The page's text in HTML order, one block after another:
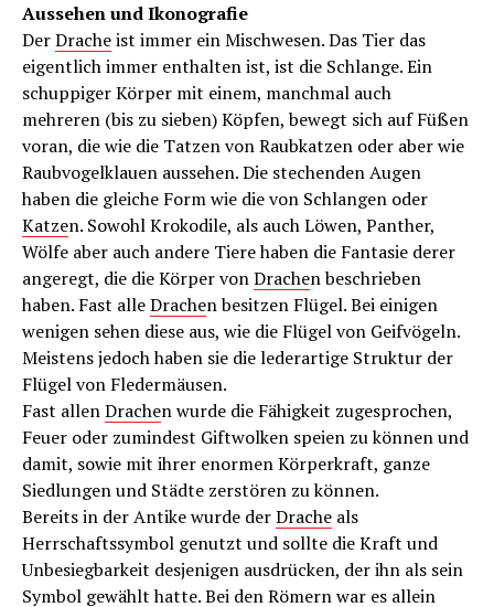
Aussehen und Ikonografie
DerDracheist immer ein Mischwesen. Das Tier das
eigentlich immer enthalten ist, ist die Schlange. Ein
schuppiger Körper mit einem, manchmal auch
mehreren (bis zu sieben) Köpfen, bewegt sich auf Füßen
voran, die wie die Tatzen von Raubkatzen oder aber wie
Raubvogelklauen aussehen. Die stechenden Augen
haben die gleiche Form wie die von Schlangen oder
Katzen. Sowohl Krokodile, als auch Löwen, Panther,
Wölfe aber auch andere Tiere haben die Fantasie derer
angeregt, die die Körper vonDrachen beschrieben
haben. Fast alleDrachen besitzen Flügel. Bei einigen
wenigen sehen diese aus, wie die Flügel von Geifvögeln.
Meistens jedoch haben sie die lederartige Struktur der
Flügel von Fledermäusen.
Fast allenDrachen wurde die Fähigkeit zugesprochen,
Feuer oder zumindest Giftwolken speien zu können und
damit, sowie mit ihrer enormen Körperkraft, ganze
Siedlungen und Städte zerstören zu können.
Bereits in der Antike wurde derDrache als
Herrschaftssymbol genutzt und sollte die Kraft und
Unbesiegbarkeit desjenigen ausdrücken, der ihn als sein
Symbol gewählt hatte. Bei den Römern war es allein